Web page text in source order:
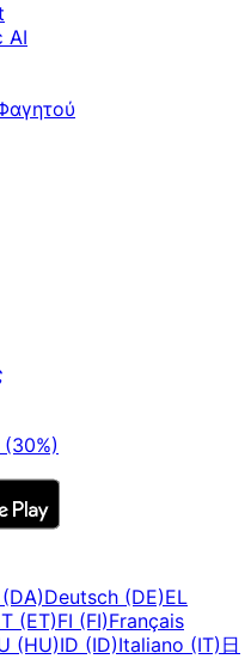
AI
Deutsch (DE)EL
(ET)FI (FI)Français
(HU)ID (ID)Italiano (IT) 日